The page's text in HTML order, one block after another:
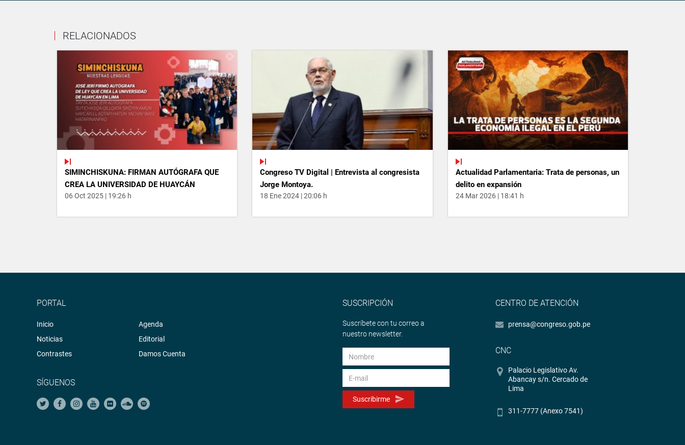
RELACIONADOS
SIMINCHISKUNA: FIRMAN AUTÓGRAFA QUE
CREA LA UNIVERSIDAD DE HUAYCÁN
06 Oct 2025 | 19:26 h
Congreso TV Digital | Entrevista al congresista
Jorge Montoya.
18 Ene 2024 | 20:06 h
Actualidad Parlamentaria: Trata de personas, un
delito en expansión
24 Mar 2026 | 18:41 h
PORTAL
Inicio
Noticias
Contrastes
Agenda
Editorial
Damos Cuenta
SÍGUENOS
SUSCRIPCIÓN
Suscríbete con tu correo a
nuestro newsletter.
Suscribirme
CENTRO DE ATENCIÓN
prensa@congreso.gob.pe
CNC
Palacio Legislativo Av.
Abancay s/n. Cercado de
Lima
311-7777 (Anexo 7541)